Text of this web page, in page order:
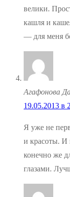
велики.
кашля и
— для меня
Агафонова
19.05.2013 в
Я уже не
и красоты. И
конечно же
глазами.